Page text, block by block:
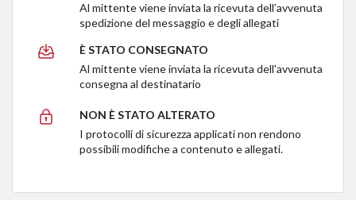
Al mittente viene inviata la ricevuta dell’avvenuta
spedizione del messaggio e degli allegati
È STATO CONSEGNATO
Al mittente viene inviata la ricevuta dell'avvenuta
consegna al destinatario
NON È STATO ALTERATO
I protocolli di sicurezza applicati non rendono
possibili modifiche a contenuto e allegati.